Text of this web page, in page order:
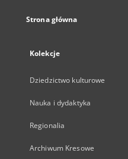
Strona główna
Kolekcje
Dziedzictwo kulturowe
Nauka i dydaktyka
Regionalia
Archiwum Kresowe